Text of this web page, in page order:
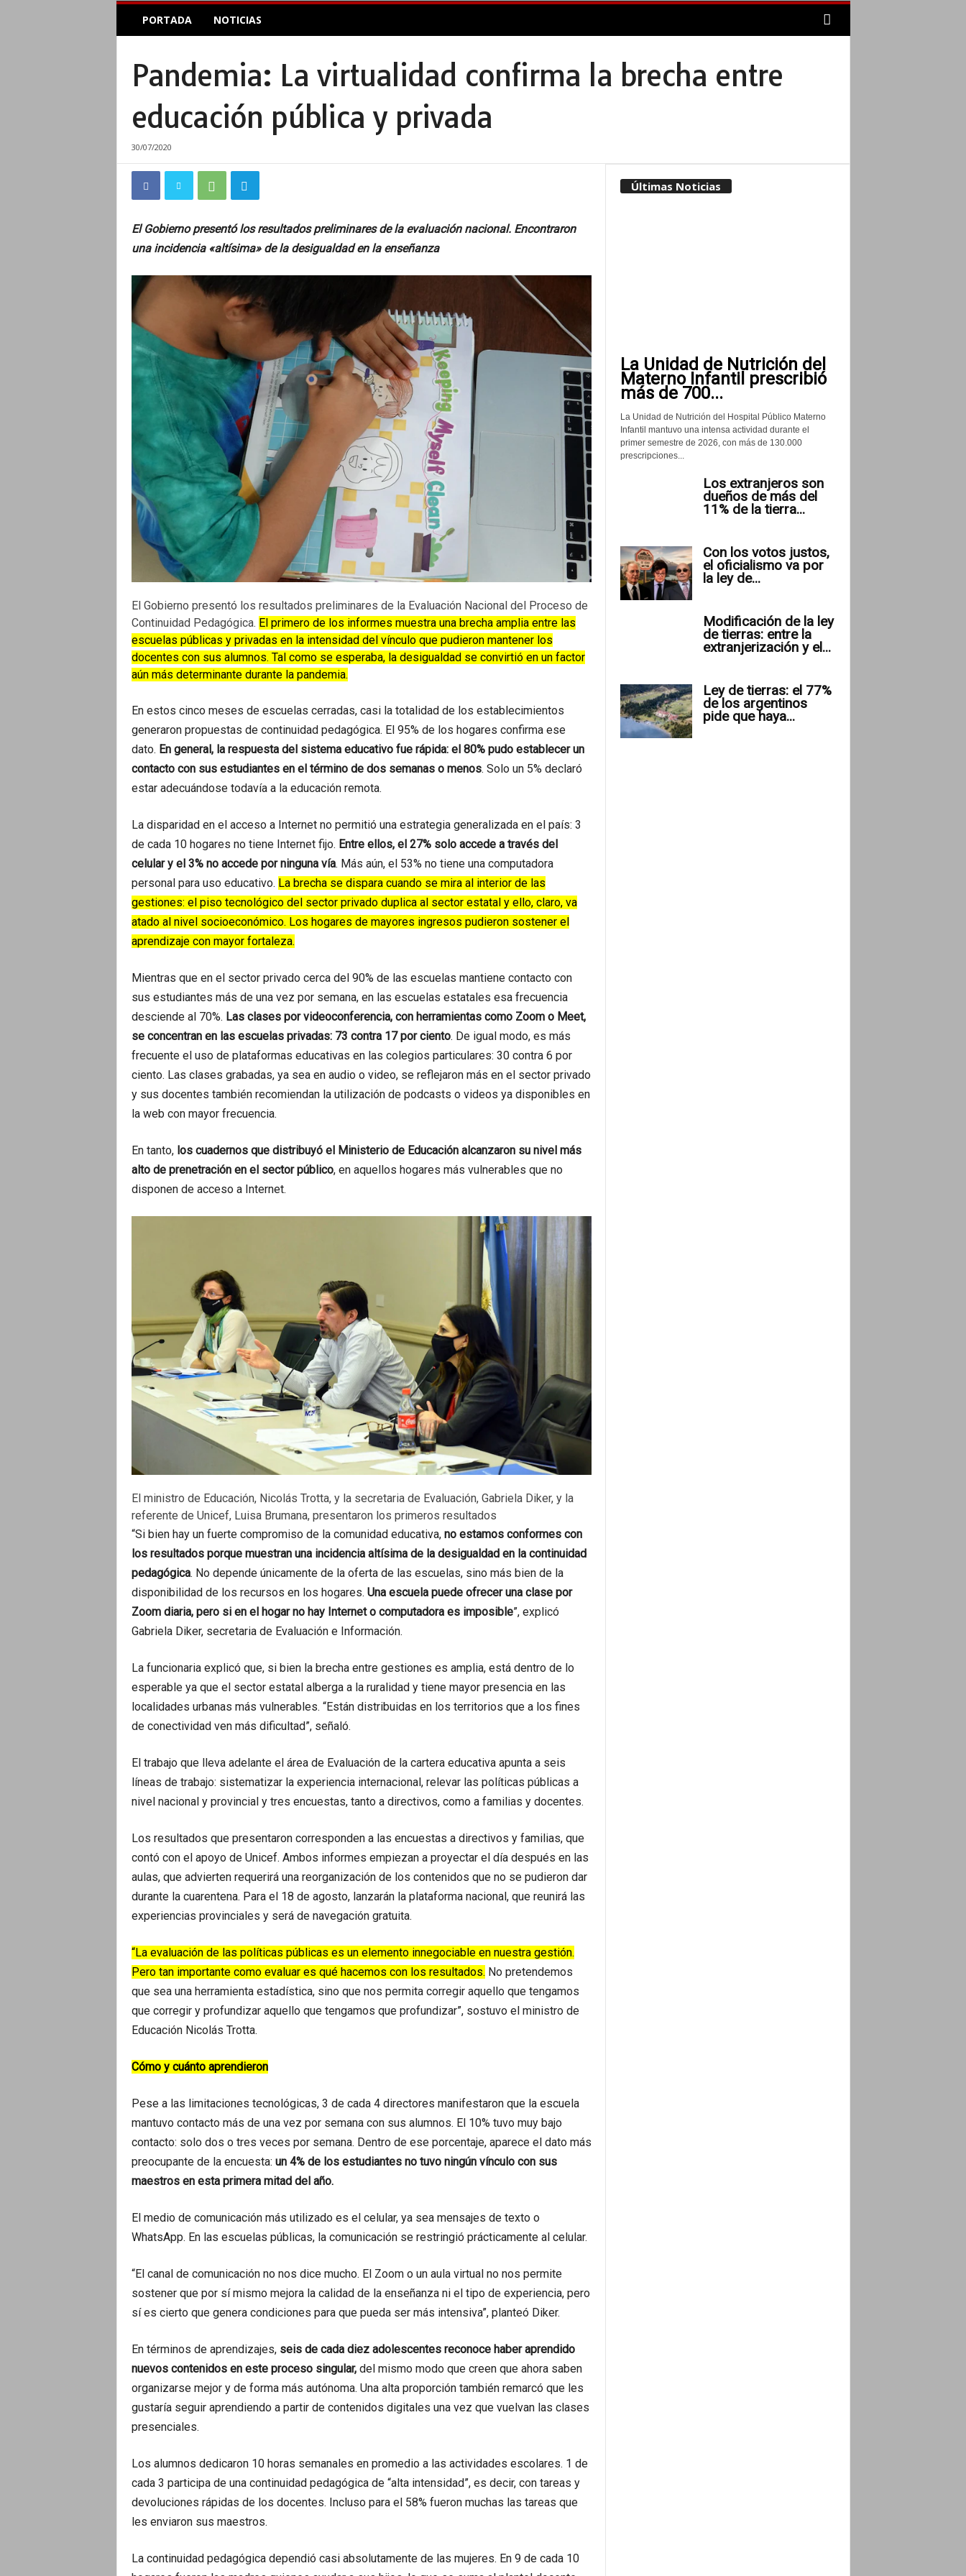
E
A
PORTADA NOTICIAS
Pandemia: La virtualidad confirma la brecha entre
educación pública y privada
30/07/2020
El Gobierno presentó los resultados preliminares de la evaluación nacional. Encontraron
una incidencia «altísima» de la desigualdad en la enseñanza
El Gobierno presentó los resultados preliminares de la Evaluación Nacional del Proceso de
Continuidad Pedagógica. El primero de los informes muestra una brecha amplia entre las
escuelas públicas y privadas en la intensidad del vínculo que pudieron mantener los
docentes con sus alumnos. Tal como se esperaba, la desigualdad se convirtió en un factor
aún más determinante durante la pandemia.
En estos cinco meses de escuelas cerradas, casi la totalidad de los establecimientos
generaron propuestas de continuidad pedagógica. El 95% de los hogares confirma ese
dato. En general, la respuesta del sistema educativo fue rápida: el 80% pudo establecer un
contacto con sus estudiantes en el término de dos semanas o menos. Solo un 5% declaró
estar adecuándose todavía a la educación remota.
La disparidad en el acceso a Internet no permitió una estrategia generalizada en el país: 3
de cada 10 hogares no tiene Internet fijo. Entre ellos, el 27% solo accede a través del
celular y el 3% no accede por ninguna vía. Más aún, el 53% no tiene una computadora
personal para uso educativo. La brecha se dispara cuando se mira al interior de las
gestiones: el piso tecnológico del sector privado duplica al sector estatal y ello, claro, va
atado al nivel socioeconómico. Los hogares de mayores ingresos pudieron sostener el
aprendizaje con mayor fortaleza.
Mientras que en el sector privado cerca del 90% de las escuelas mantiene contacto con
sus estudiantes más de una vez por semana, en las escuelas estatales esa frecuencia
desciende al 70%. Las clases por videoconferencia, con herramientas como Zoom o Meet,
se concentran en las escuelas privadas: 73 contra 17 por ciento. De igual modo, es más
frecuente el uso de plataformas educativas en las colegios particulares: 30 contra 6 por
ciento. Las clases grabadas, ya sea en audio o video, se reflejaron más en el sector privado
y sus docentes también recomiendan la utilización de podcasts o videos ya disponibles en
la web con mayor frecuencia.
En tanto, los cuadernos que distribuyó el Ministerio de Educación alcanzaron su nivel más
alto de prenetración en el sector público, en aquellos hogares más vulnerables que no
disponen de acceso a Internet.
El ministro de Educación, Nicolás Trotta, y la secretaria de Evaluación, Gabriela Diker, y la
referente de Unicef, Luisa Brumana, presentaron los primeros resultados
“Si bien hay un fuerte compromiso de la comunidad educativa, no estamos conformes con
los resultados porque muestran una incidencia altísima de la desigualdad en la continuidad
pedagógica. No depende únicamente de la oferta de las escuelas, sino más bien de la
disponibilidad de los recursos en los hogares. Una escuela puede ofrecer una clase por
Zoom diaria, pero si en el hogar no hay Internet o computadora es imposible”, explicó
Gabriela Diker, secretaria de Evaluación e Información.
La funcionaria explicó que, si bien la brecha entre gestiones es amplia, está dentro de lo
esperable ya que el sector estatal alberga a la ruralidad y tiene mayor presencia en las
localidades urbanas más vulnerables. “Están distribuidas en los territorios que a los fines
de conectividad ven más dificultad”, señaló.
El trabajo que lleva adelante el área de Evaluación de la cartera educativa apunta a seis
líneas de trabajo: sistematizar la experiencia internacional, relevar las políticas públicas a
nivel nacional y provincial y tres encuestas, tanto a directivos, como a familias y docentes.
Los resultados que presentaron corresponden a las encuestas a directivos y familias, que
contó con el apoyo de Unicef. Ambos informes empiezan a proyectar el día después en las
aulas, que advierten requerirá una reorganización de los contenidos que no se pudieron dar
durante la cuarentena. Para el 18 de agosto, lanzarán la plataforma nacional, que reunirá las
experiencias provinciales y será de navegación gratuita.
“La evaluación de las políticas públicas es un elemento innegociable en nuestra gestión.
Pero tan importante como evaluar es qué hacemos con los resultados. No pretendemos
que sea una herramienta estadística, sino que nos permita corregir aquello que tengamos
que corregir y profundizar aquello que tengamos que profundizar”, sostuvo el ministro de
Educación Nicolás Trotta.
Cómo y cuánto aprendieron
Pese a las limitaciones tecnológicas, 3 de cada 4 directores manifestaron que la escuela
mantuvo contacto más de una vez por semana con sus alumnos. El 10% tuvo muy bajo
contacto: solo dos o tres veces por semana. Dentro de ese porcentaje, aparece el dato más
preocupante de la encuesta: un 4% de los estudiantes no tuvo ningún vínculo con sus
maestros en esta primera mitad del año.
El medio de comunicación más utilizado es el celular, ya sea mensajes de texto o
WhatsApp. En las escuelas públicas, la comunicación se restringió prácticamente al celular.
“El canal de comunicación no nos dice mucho. El Zoom o un aula virtual no nos permite
sostener que por sí mismo mejora la calidad de la enseñanza ni el tipo de experiencia, pero
sí es cierto que genera condiciones para que pueda ser más intensiva”, planteó Diker.
En términos de aprendizajes, seis de cada diez adolescentes reconoce haber aprendido
nuevos contenidos en este proceso singular,del mismo modo que creen que ahora saben
organizarse mejor y de forma más autónoma. Una alta proporción también remarcó que les
gustaría seguir aprendiendo a partir de contenidos digitales una vez que vuelvan las clases
presenciales.
Los alumnos dedicaron 10 horas semanales en promedio a las actividades escolares. 1 de
cada 3 participa de una continuidad pedagógica de “alta intensidad”, es decir, con tareas y
devoluciones rápidas de los docentes. Incluso para el 58% fueron muchas las tareas que
les enviaron sus maestros.
La continuidad pedagógica dependió casi absolutamente de las mujeres. En 9 de cada 10
Últimas Noticias
La Unidad de Nutrición del
Materno Infantil prescribió
más de 700...
La Unidad de Nutrición del Hospital Público Materno
Infantil mantuvo una intensa actividad durante el
primer semestre de 2026, con más de 130.000
prescripciones...
Los extranjeros son
dueños de más del
11% de la tierra...
Con los votos justos,
el oficialismo va por
la ley de...
Modificación de la ley
de tierras: entre la
extranjerización y el...
Ley de tierras: el 77%
de los argentinos
pide que haya...